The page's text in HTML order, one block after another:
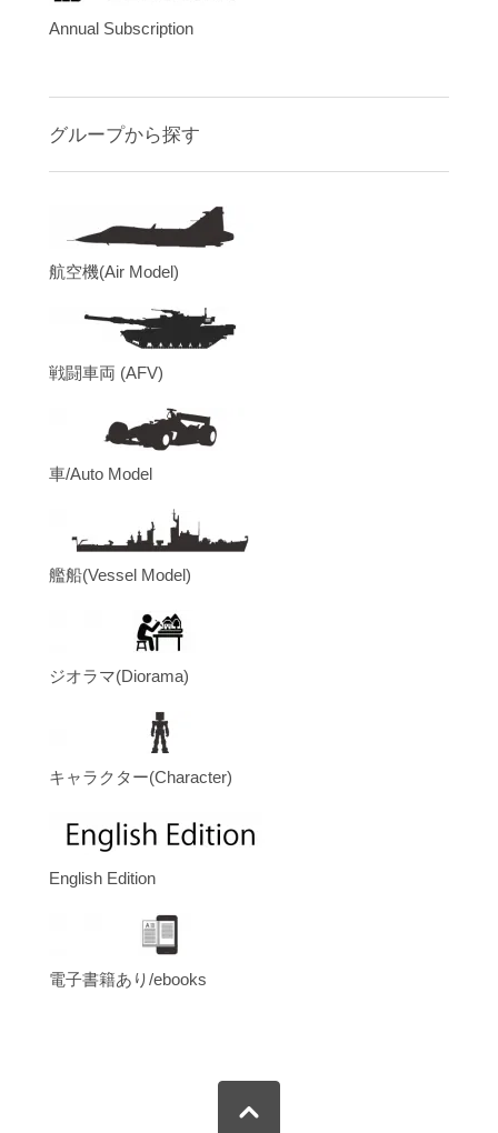
Annual Subscription
グループから探す
航空機(Air Model)
戦闘車両 (AFV)
車/Auto Model
艦船(Vessel Model)
ジオラマ(Diorama)
キャラクター(Character)
English Edition
電子書籍あり/ebooks